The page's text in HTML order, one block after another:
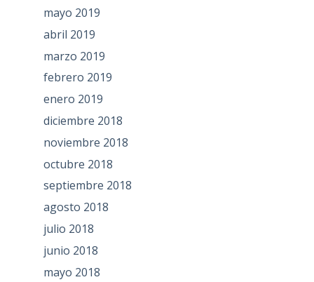
mayo 2019
abril 2019
marzo 2019
febrero 2019
enero 2019
diciembre 2018
noviembre 2018
octubre 2018
septiembre 2018
agosto 2018
julio 2018
junio 2018
mayo 2018